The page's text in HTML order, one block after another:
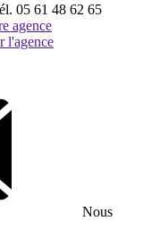
05 61 48 62 65
agence
l'agence
Nous